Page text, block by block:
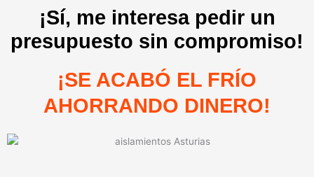
¡Sí, me interesa pedir un
presupuesto sin compromiso!
¡SE ACABÓ EL FRÍO
AHORRANDO DINERO!